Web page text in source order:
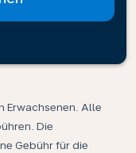
Erwachsenen. Alle
Die
Gebühr für die